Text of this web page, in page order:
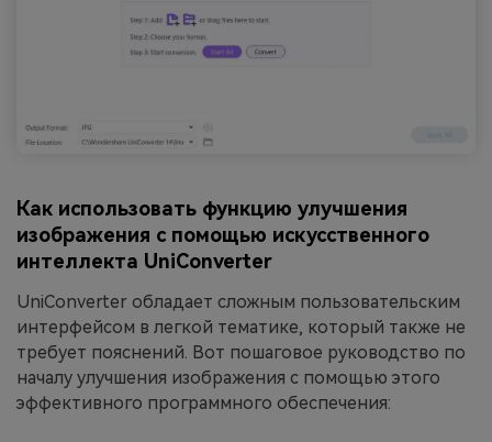
Как использовать функцию улучшения
изображения с помощью искусственного
интеллекта UniConverter
UniConverter обладает сложным пользовательским
интерфейсом в легкой тематике, который также не
требует пояснений. Вот пошаговое руководство по
началу улучшения изображения с помощью этого
эффективного программного обеспечения: